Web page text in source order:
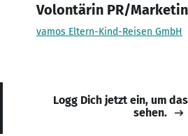
Volontärin PR/
vamos Eltern-Kind-Reisen GmbH
Logg Dich jetzt ein, um
sehen.